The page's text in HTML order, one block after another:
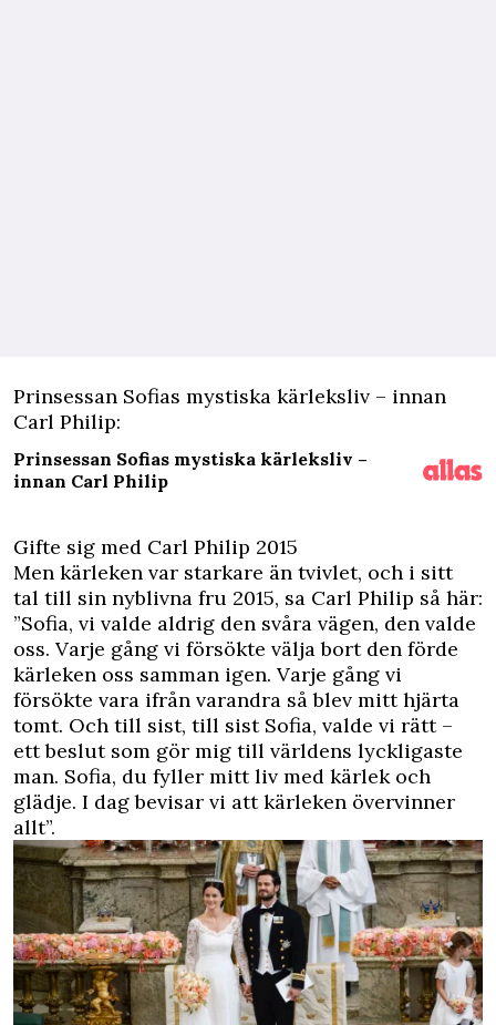
Prinsessan Sofias mystiska kärleksliv – innan
Carl Philip:
Prinsessan Sofias mystiska kärleksliv –
innan Carl Philip
Gifte sig med Carl Philip 2015
Men kärleken var starkare än tvivlet, och i sitt
tal till sin nyblivna fru 2015, sa Carl Philip så här:
”Sofia, vi valde aldrig den svåra vägen, den valde
oss. Varje gång vi försökte välja bort den förde
kärleken oss samman igen. Varje gång vi
försökte vara ifrån varandra så blev mitt hjärta
tomt. Och till sist, till sist Sofia, valde vi rätt –
ett beslut som gör mig till världens lyckligaste
man. Sofia, du fyller mitt liv med kärlek och
glädje. I dag bevisar vi att kärleken övervinner
allt”.